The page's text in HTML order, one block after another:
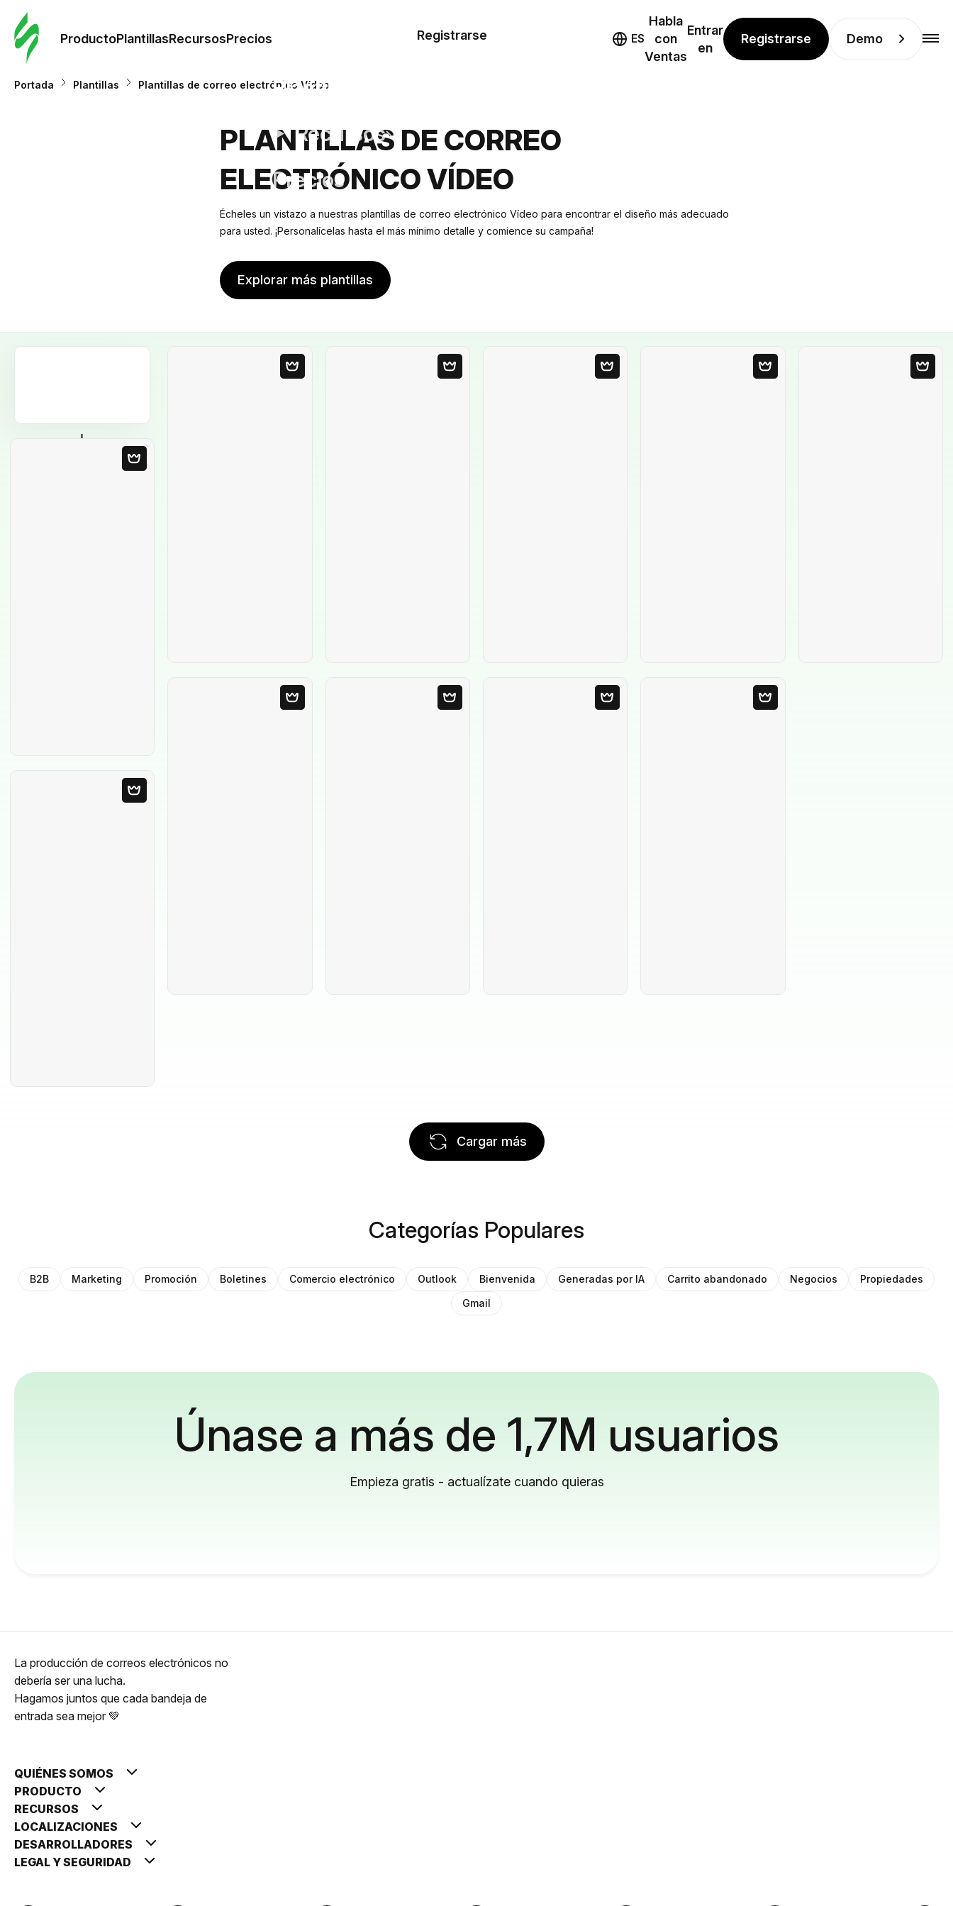
ProductoPlantillasRecursosPrecios
Plantillas
Recursos
Precios
Registrarse ES
Habla
con
Ventas
Entrar
en
Registrarse Demo
Portada Plantillas Plantillas de correo electrónico Vídeo
PLANTILLAS DE CORREO
ELECTRÓNICO VÍDEO
Écheles un vistazo a nuestras plantillas de correo electrónico Vídeo para encontrar el diseño más adecuado
para usted. ¡Personalícelas hasta el más mínimo detalle y comience su campaña!
Explorar más plantillas
Cargar más
Categorías Populares
B2B Marketing Promoción Boletines Comercio electrónico Outlook Bienvenida Generadas por IA Carrito abandonado Negocios
Propiedades
Gmail
Únase a más de 1,7M usuarios
Empieza gratis - actualízate cuando quieras
La producción de correos electrónicos no
debería ser una lucha.
Hagamos juntos que cada bandeja de
entrada sea mejor 💚
QUIÉNES SOMOS
PRODUCTO
RECURSOS
LOCALIZACIONES
DESARROLLADORES
LEGAL Y SEGURIDAD